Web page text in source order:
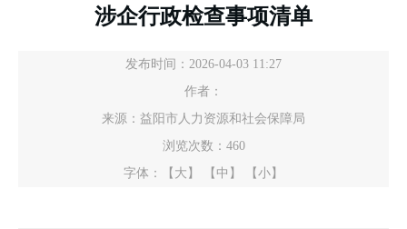
涉企行政检查事项清单
发布时间：2026-04-03 11:27
作者：
来源：益阳市人力资源和社会保障局
浏览次数： 460
字体：
【大】 【中】 【小】